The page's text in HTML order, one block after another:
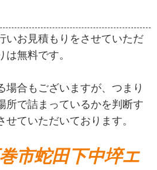
いお見積もりをさせていただ
は無料です。
場合もございますが、つまり
所で詰まっているかを判断す
せていただいております。
市蛇田下中埣エ